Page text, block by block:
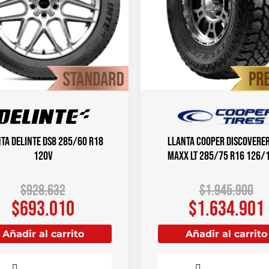
DELINTE DS8 285/60 R18
120V
$928.632
$693.010
Añadir al carrito
Llanta COOPER
MAXX LT 285/75 R16 126/
$1.945.900
$1.634.901
Añadir al carrito